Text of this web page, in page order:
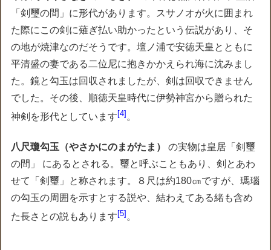
「剣璽の間」に形代があります。スサノオが火に囲まれ
た際にこの剣に薙ぎ払い助かったという伝説があり、そ
の地が焼津なのだそうです。壇ノ浦で安徳天皇とともに
平清盛の妻である二位尼に抱きかかえられ海に沈みまし
た。鏡と勾玉は回収されましたが、剣は回収できません
でした。その後、順徳天皇時代に伊勢神宮から贈られた
神剣を形代としています 4 。
八尺瓊勾玉（やさかにのまがたま）
の実物は皇居「剣璽
の間」 にあるとされる。璽と呼ぶこともあり、剣とあわ
せて「剣璽」と称されます。８尺は約180㎝ですが、瑪瑙
の勾玉の周囲を示すとする説や、結わえてある緒も含め
た長さとの説もあります 5 。